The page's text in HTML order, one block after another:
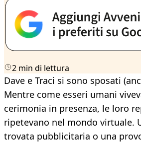
2 min di lettura
Dave e Traci si sono sposati
Mentre come esseri umani
cerimonia in presenza, le loro
ripetevano nel mondo virtuale.
trovata pubblicitaria o una